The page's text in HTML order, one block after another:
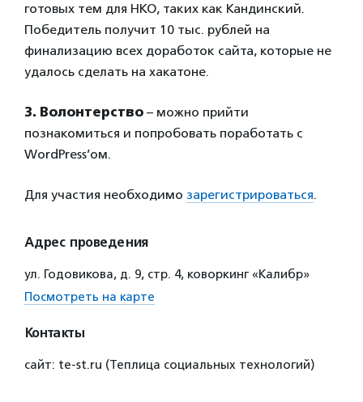
готовых тем для НКО, таких как Кандинский.
Победитель получит 10 тыс. рублей на
финализацию всех доработок сайта, которые не
удалось сделать на хакатоне.
3. Волонтерство – можно прийти
познакомиться и попробовать поработать с
WordPress’ом.
Для участия необходимо зарегистрироваться.
Адрес проведения
ул. Годовикова, д. 9, стр. 4, коворкинг «Калибр»
Посмотреть на карте
Контакты
сайт: te-st.ru (Теплица социальных технологий)